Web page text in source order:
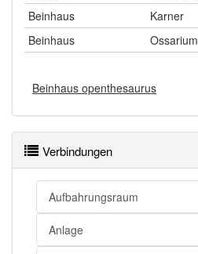
Beinhaus
Karner
Beinhaus
Ossarium
Beinhaus openthesaurus
Verbindungen
Aufbahrungsraum
Anlage